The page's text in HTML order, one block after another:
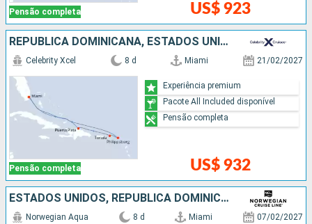
Pensão completa US$ 923
REPUBLICA DOMINICANA, ESTADOS UNIDOS
Pensão completa
Celebrity Xcel 8 d Miami 21/02/2027
US$ 932
Experiência premium
Pacote All Included disponível
Pensão completa
ESTADOS UNIDOS, REPUBLICA DOMINICANA, BAHAMAS
Norwegian Aqua 8 d Miami 07/02/2027